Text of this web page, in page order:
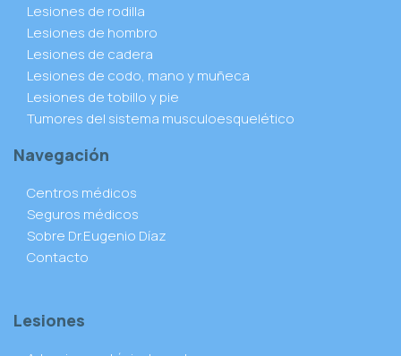
Lesiones de rodilla
Lesiones de hombro
Lesiones de cadera
Lesiones de codo, mano y muñeca
Lesiones de tobillo y pie
Tumores del sistema musculoesquelético
Navegación
Centros médicos
Seguros médicos
Sobre Dr.Eugenio Díaz
Contacto
Lesiones